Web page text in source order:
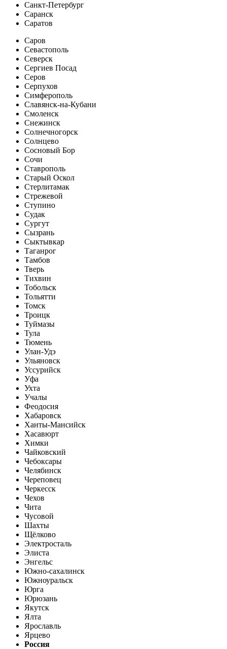
Санкт-Петербург
Саранск
Саратов
Саров
Севастополь
Северск
Сергиев Посад
Серов
Серпухов
Симферополь
Славянск-на-Кубани
Смоленск
Снежинск
Солнечногорск
Солнцево
Сосновый Бор
Сочи
Ставрополь
Старый Оскол
Стерлитамак
Стрежевой
Ступино
Судак
Сургут
Сызрань
Сыктывкар
Таганрог
Тамбов
Тверь
Тихвин
Тобольск
Тольятти
Томск
Троицк
Туймазы
Тула
Тюмень
Улан-Удэ
Ульяновск
Уссурийск
Уфа
Ухта
Учалы
Феодосия
Хабаровск
Ханты-Мансийск
Хасавюрт
Химки
Чайковский
Чебоксары
Челябинск
Череповец
Черкесск
Чехов
Чита
Чусовой
Шахты
Щёлково
Электросталь
Элиста
Энгельс
Южно-сахалинск
Южноуральск
Юрга
Юрюзань
Якутск
Ялта
Ярославль
Ярцево
Россия